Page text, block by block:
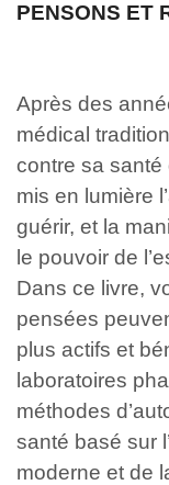
PENSONS ET
Après des
médical
contre sa santé
mis en lumière
guérir, et la
le pouvoir de
Dans ce livre,
pensées
plus actifs et
laboratoires
méthodes
santé basé sur
moderne et de